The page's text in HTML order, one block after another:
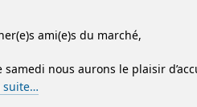
ami(e)s du marché,
samedi nous aurons le plaisir
suite…